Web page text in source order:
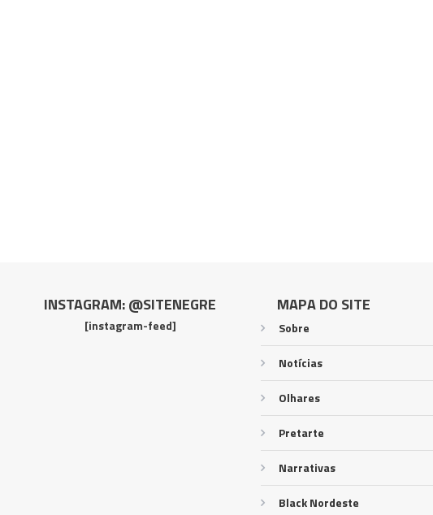
INSTAGRAM: @SITENEGRE
[instagram-feed]
MAPA DO SITE
Sobre
Notícias
Olhares
Pretarte
Narrativas
Black Nordeste